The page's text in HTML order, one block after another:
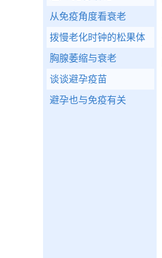
从免疫角度看衰老
拨慢老化时钟的松果体
胸腺萎缩与衰老
谈谈避孕疫苗
避孕也与免疫有关